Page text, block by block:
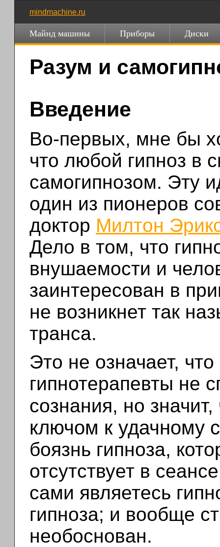
mindmachine.ru
Майнд машины Приборы Диски
Разум и
Введение
Во-первых, мне бы
что любой гипноз в
самогипнозом. Эту
один из пионеров
доктор Милтон
Дело в том, что
внушаемости и
заинтересован в
не возникнет так
транса.
Это не означает,
гипнотерапевты не
сознания, но
ключом к удачному
боязнь гипноза,
отсутствует в
сами являетесь
гипноза; и вообще
необоснован.